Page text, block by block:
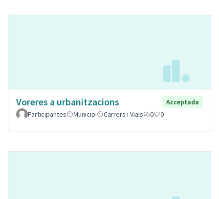
Voreres a urbanitzacions
Acceptada
Participantes
Municipi Carrers i Vials 0 0